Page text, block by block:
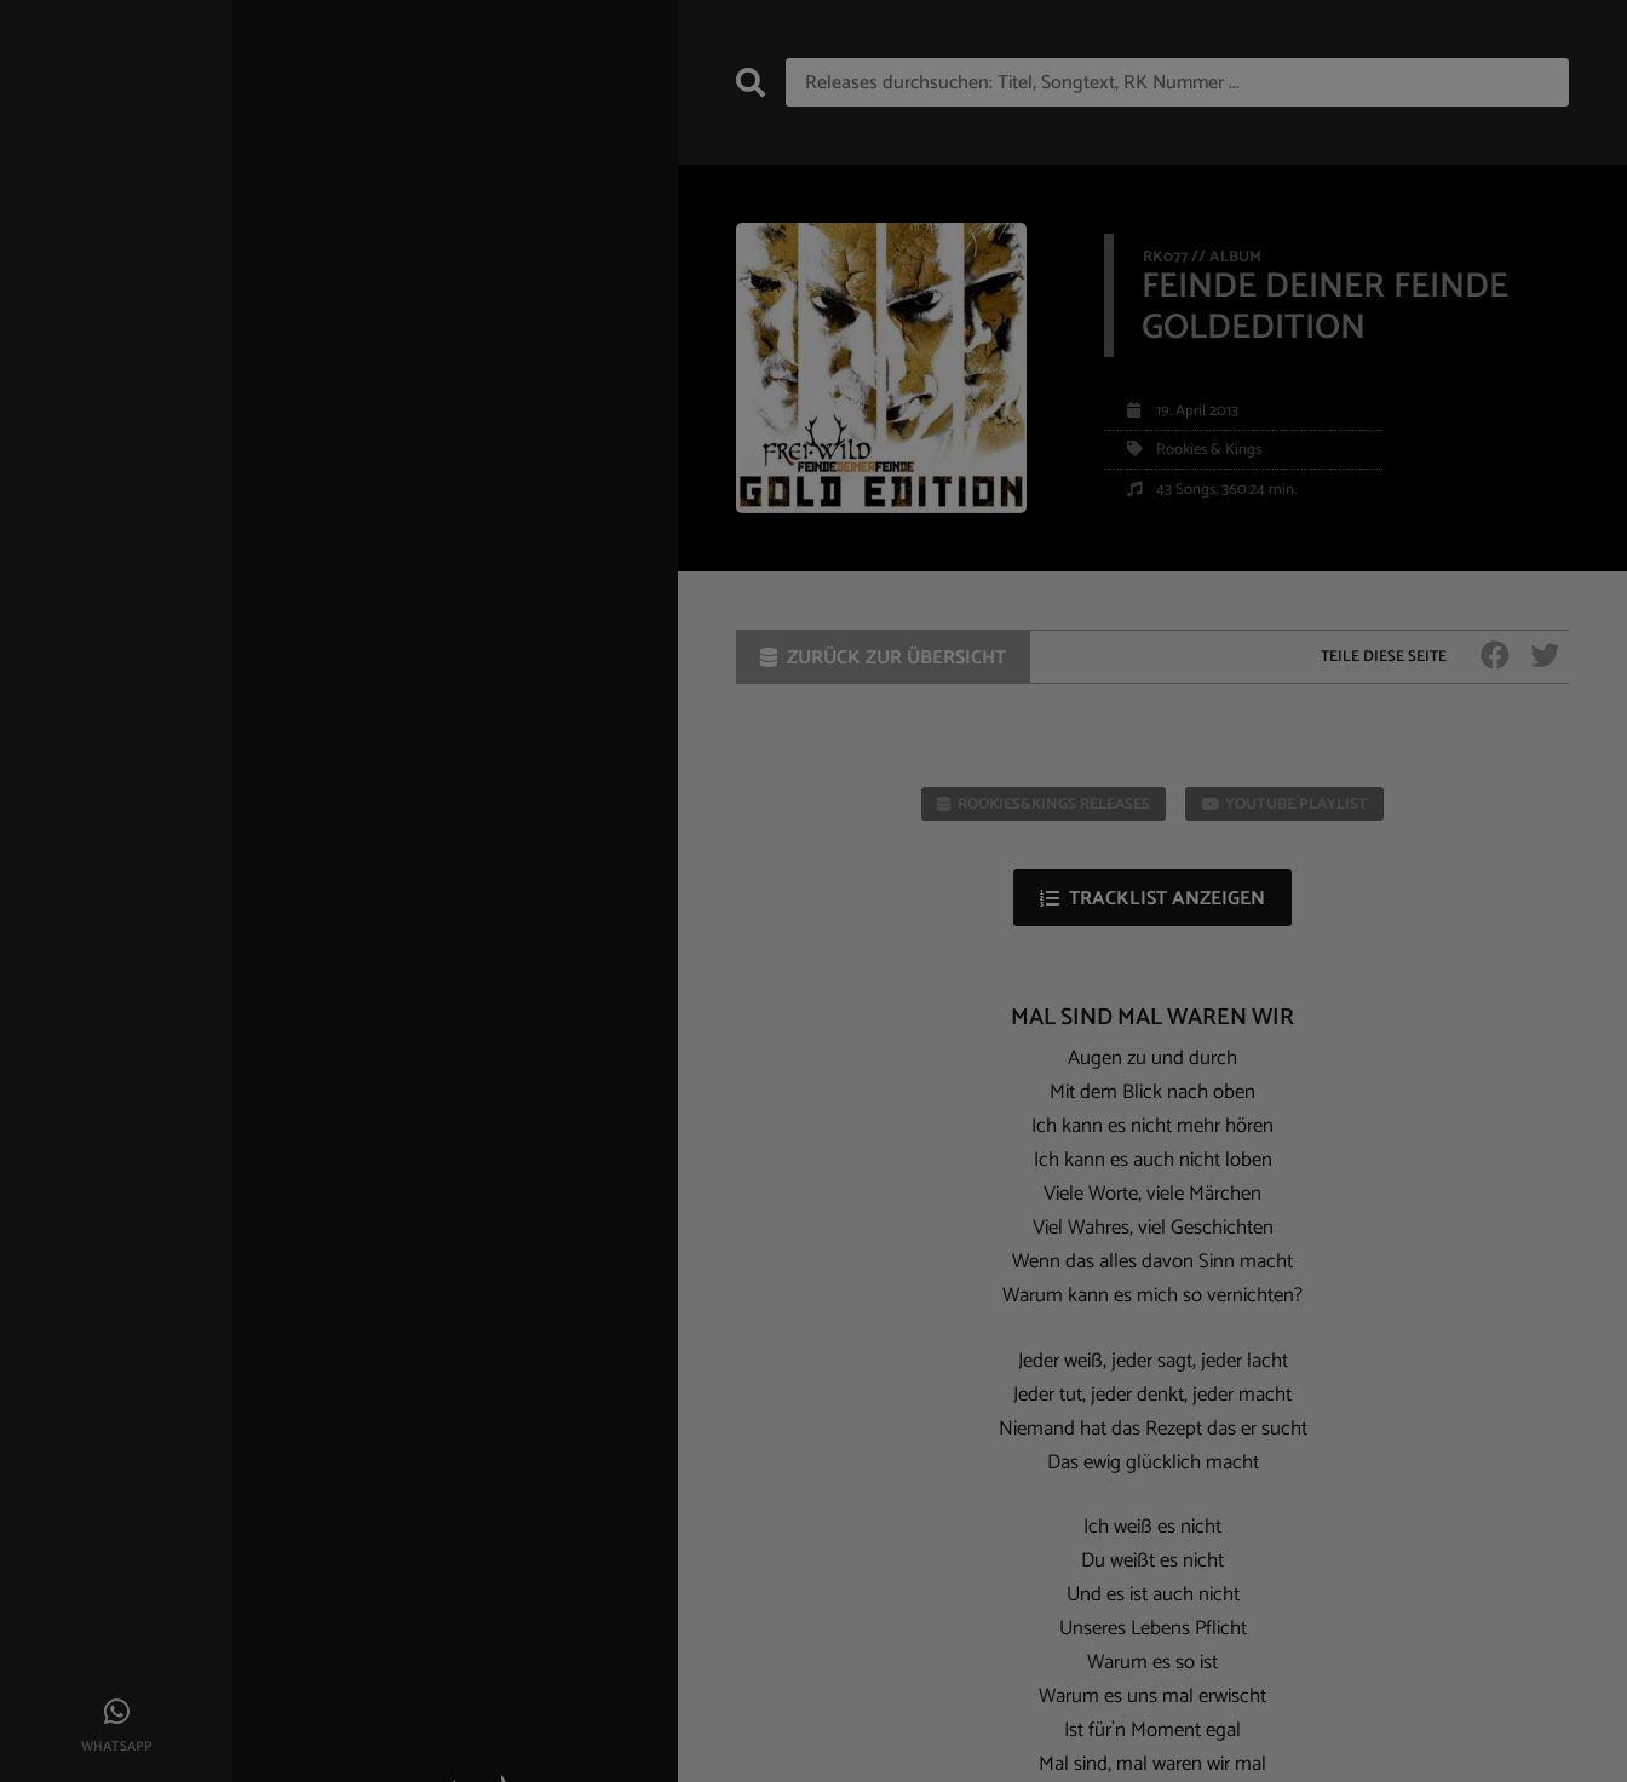
WHATSAPP
RK077 // ALBUM
FEINDE DEINER FEINDE
GOLDEDITION
19. April 2013
Rookies & Kings
43 Songs, 360:24 min.
ZURÜCK ZUR ÜBERSICHT TEILE DIESE SEITE
ROOKIES&KINGS RELEASES YOUTUBE PLAYLIST
TRACKLIST ANZEIGEN
MAL SIND MAL WAREN WIR
Augen zu und durch
Mit dem Blick nach oben
Ich kann es nicht mehr hören
Ich kann es auch nicht loben
Viele Worte, viele Märchen
Viel Wahres, viel Geschichten
Wenn das alles davon Sinn macht
Warum kann es mich so vernichten?
Jeder weiß, jeder sagt, jeder lacht
Jeder tut, jeder denkt, jeder macht
Niemand hat das Rezept das er sucht
Das ewig glücklich macht
Ich weiß es nicht
Du weißt es nicht
Und es ist auch nicht
Unseres Lebens Pflicht
Warum es so ist
Warum es uns mal erwischt
Ist für`n Moment egal
Mal sind, mal waren wir mal